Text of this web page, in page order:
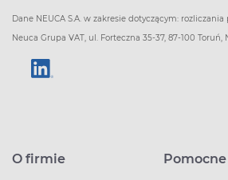
Dane NEUCA S.A. w zakresie dotyczącym: rozliczania
Neuca Grupa VAT, ul. Forteczna 35-37, 87-100 Toruń,
O firmie